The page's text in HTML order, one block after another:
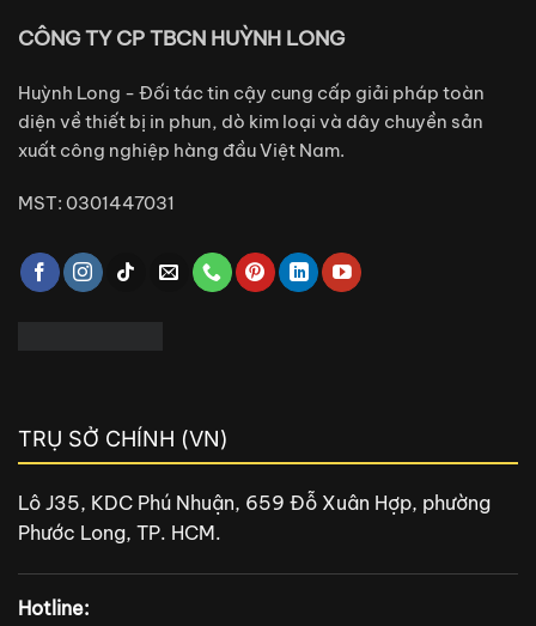
CÔNG TY CP TBCN HUỲNH LONG
Huỳnh Long - Đối tác tin cậy cung cấp giải pháp toàn
diện về thiết bị in phun, dò kim loại và dây chuyền sản
xuất công nghiệp hàng đầu Việt Nam.
MST: 0301447031
TRỤ SỞ CHÍNH (VN)
Lô J35, KDC Phú Nhuận, 659 Đỗ Xuân Hợp, phường
Phước Long, TP. HCM.
Hotline: